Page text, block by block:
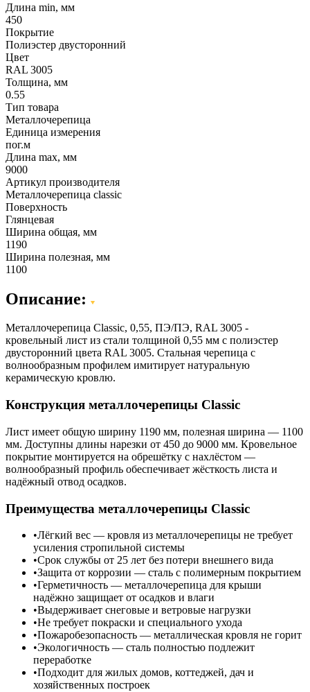
Длина min, мм
450
Покрытие
Полиэстер двусторонний
Цвет
RAL 3005
Толщина, мм
0.55
Тип товара
Металлочерепица
Единица измерения
пог.м
Длина max, мм
9000
Артикул производителя
Металлочерепица classic
Поверхность
Глянцевая
Ширина общая, мм
1190
Ширина полезная, мм
1100
Описание:
Металлочерепица Classic, 0,55, ПЭ/ПЭ, RAL 3005 -
кровельный лист из стали толщиной 0,55 мм с полиэстер
двусторонний цвета RAL 3005. Стальная черепица с
волнообразным профилем имитирует натуральную
керамическую кровлю.
Конструкция металлочерепицы Classic
Лист имеет общую ширину 1190 мм, полезная ширина — 1100
мм. Доступны длины нарезки от 450 до 9000 мм. Кровельное
покрытие монтируется на обрешётку с нахлёстом —
волнообразный профиль обеспечивает жёсткость листа и
надёжный отвод осадков.
Преимущества металлочерепицы Classic
Лёгкий вес — кровля из металлочерепицы не требует
усиления стропильной системы
Срок службы от 25 лет без потери внешнего вида
Защита от коррозии — сталь с полимерным покрытием
Герметичность — металлочерепица для крыши
надёжно защищает от осадков и влаги
Выдерживает снеговые и ветровые нагрузки
Не требует покраски и специального ухода
Пожаробезопасность — металлическая кровля не горит
Экологичность — сталь полностью подлежит
переработке
Подходит для жилых домов, коттеджей, дач и
хозяйственных построек